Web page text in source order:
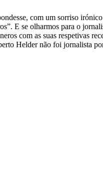
com um sorriso
E se olharmos para o
com as suas respetivas
Helder não foi jornalista